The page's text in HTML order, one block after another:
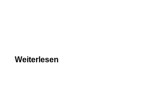
Weiterlesen